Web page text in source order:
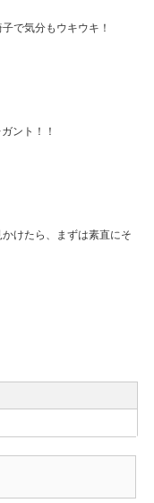
で気分もウキウキ！
ント！！
けたら、まずは素直にそ